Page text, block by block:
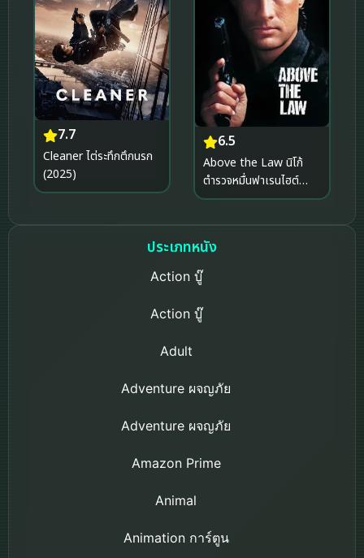
7.7
Cleaner ไต่ระทึกตึกนรก
(2025)
6.5
Above the Law นิโก้
ตำรวจหมื่นฟาเรนไฮต์
(1988)
ประเภทหนัง
Action บู๊
Action บู๊
Adult
Adventure ผจญภัย
Adventure ผจญภัย
Amazon Prime
Animal
Animation การ์ตูน